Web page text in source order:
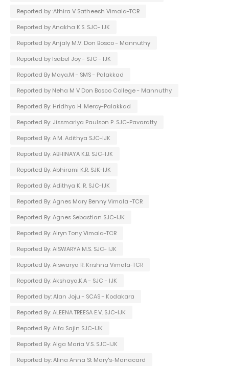
Reported by :Athira V Satheesh Vimala-TCR
Reported by Anakha K.S. SJC- IJK
Reported by Anjaly M.V. Don Bosco - Mannuthy
Reported by Isabel Joy - SJC - IJK
Reported By Maya.M - SMS - Palakkad
Reported by Neha M V Don Bosco College - Mannuthy
Reported By: Hridhya H. Mercy-Palakkad
Reported By: Jissmariya Paulson P. SJC-Pavaratty
Reported By: A.M. Adithya SJC-IJK
Reported By: ABHINAYA K.B. SJC-IJK
Reported By: Abhirami K.R. SJK-IJK
Reported By: Adithya K. R. SJC-IJK
Reported By: Agnes Mary Benny Vimala -TCR
Reported By: Agnes Sebastian SJC-IJK
Reported By: Airyn Tony Vimala-TCR
Reported By: AISWARYA M.S. SJC- IJK
Reported By: Aiswarya R. Krishna Vimala-TCR
Reported By: Akshaya.K.A - SJC - IJK
Reported by: Alan Joju - SCAS - Kodakara
Reported By: ALEENA TREESA E.V. SJC-IJK
Reported By: Alfa Sajin SJC-IJK
Reported By: Alga Maria V.S. SJC-IJK
Reported by: Alina Anna St Mary's-Manacard